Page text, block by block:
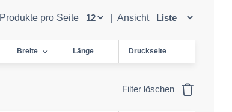
Produkte pro Seite Ansicht
Breite Länge Druckseite
Filter löschen